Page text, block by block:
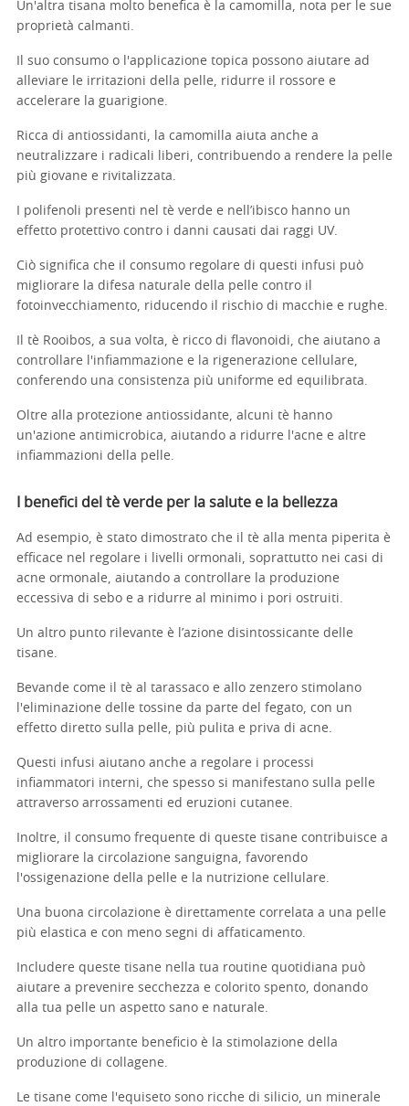
Un'altra tisana molto benefica è la camomilla, nota per le sue
proprietà calmanti.
Il suo consumo o l'applicazione topica possono aiutare ad
alleviare le irritazioni della pelle, ridurre il rossore e
accelerare la guarigione.
Ricca di antiossidanti, la camomilla aiuta anche a
neutralizzare i radicali liberi, contribuendo a rendere la pelle
più giovane e rivitalizzata.
I polifenoli presenti nel tè verde e nell’ibisco hanno un
effetto protettivo contro i danni causati dai raggi UV.
Ciò significa che il consumo regolare di questi infusi può
migliorare la difesa naturale della pelle contro il
fotoinvecchiamento, riducendo il rischio di macchie e rughe.
Il tè Rooibos, a sua volta, è ricco di flavonoidi, che aiutano a
controllare l'infiammazione e la rigenerazione cellulare,
conferendo una consistenza più uniforme ed equilibrata.
Oltre alla protezione antiossidante, alcuni tè hanno
un'azione antimicrobica, aiutando a ridurre l'acne e altre
infiammazioni della pelle.
I benefici del tè verde per la salute e la bellezza
Ad esempio, è stato dimostrato che il tè alla menta piperita è
efficace nel regolare i livelli ormonali, soprattutto nei casi di
acne ormonale, aiutando a controllare la produzione
eccessiva di sebo e a ridurre al minimo i pori ostruiti.
Un altro punto rilevante è l’azione disintossicante delle
tisane.
Bevande come il tè al tarassaco e allo zenzero stimolano
l'eliminazione delle tossine da parte del fegato, con un
effetto diretto sulla pelle, più pulita e priva di acne.
Questi infusi aiutano anche a regolare i processi
infiammatori interni, che spesso si manifestano sulla pelle
attraverso arrossamenti ed eruzioni cutanee.
Inoltre, il consumo frequente di queste tisane contribuisce a
migliorare la circolazione sanguigna, favorendo
l'ossigenazione della pelle e la nutrizione cellulare.
Una buona circolazione è direttamente correlata a una pelle
più elastica e con meno segni di affaticamento.
Includere queste tisane nella tua routine quotidiana può
aiutare a prevenire secchezza e colorito spento, donando
alla tua pelle un aspetto sano e naturale.
Un altro importante beneficio è la stimolazione della
produzione di collagene.
Le tisane come l'equiseto sono ricche di silicio, un minerale